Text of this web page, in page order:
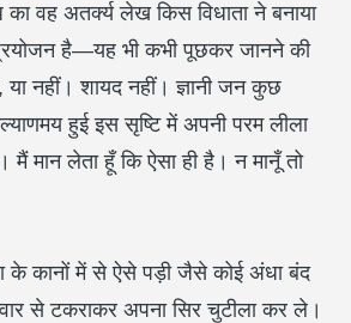
का वह अतर्क्य लेख किस विधाता ने बनाया
है—यह भी कभी पूछकर जानने की
नहीं। शायद नहीं। ज्ञानी जन कुछ
हुई इस सृष्टि में अपनी परम लीला
मैं मान लेता हूँ कि ऐसा ही है। न मानूँ तो
के कानों में से ऐसे पड़ी जैसे कोई अंधा बंद
से टकराकर अपना सिर चुटीला कर ले।